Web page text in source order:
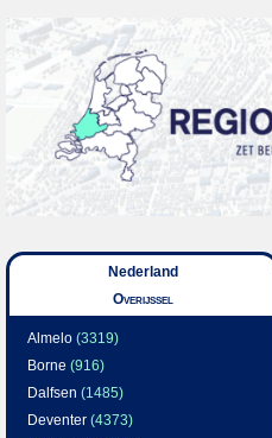
Nederland
Overijssel
Almelo (3319)
Borne (916)
Dalfsen (1485)
Deventer (4373)